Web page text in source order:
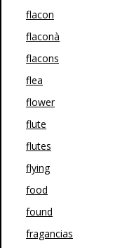
flacon
flaconà
flacons
flea
flower
flute
flutes
flying
food
found
fragancias